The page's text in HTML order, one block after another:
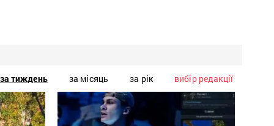
за тиждень за місяць за рік вибір редакції